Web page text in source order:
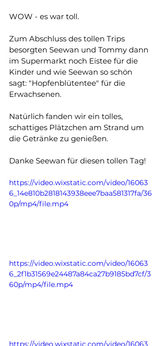
WOW - es war toll.
Zum Abschluss des tollen Trips
besorgten Seewan und Tommy dann
im Supermarkt noch Eistee für die
Kinder und wie Seewan so schön
sagt: "Hopfenblütentee" für die
Erwachsenen.
Natürlich fanden wir ein tolles,
schattiges Plätzchen am Strand um
die Getränke zu genießen.
Danke Seewan für diesen tollen Tag!
https://video.wixstatic.com/video/16063
6_14e810b2818143938eee7baa581317fa/36
0p/mp4/file.mp4
https://video.wixstatic.com/video/16063
6_2f1b31569e24487a84ca27b9185bd7cf/3
60p/mp4/file.mp4
https://video.wixstatic.com/video/16063